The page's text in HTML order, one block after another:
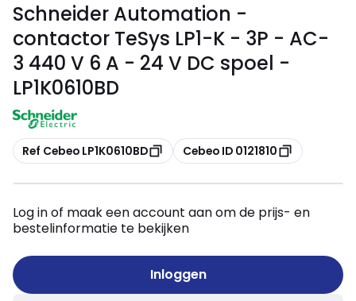
Schneider Automation -
contactor TeSys LP1-K - 3P - AC-
3 440 V 6 A - 24 V DC spoel -
LP1K0610BD
Kopiëren
Ref Cebeo LP1K0610BD Kopiëren
Cebeo ID 0121810
Log in of maak een account aan om de prijs- en
bestelinformatie te bekijken
Inloggen